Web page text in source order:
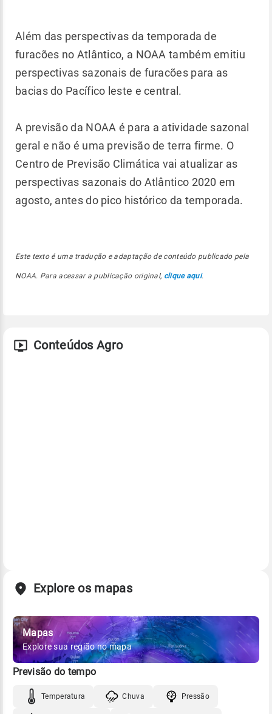
Além das perspectivas da temporada de
furacões no Atlântico, a NOAA também emitiu
perspectivas sazonais de furacões para as
bacias do Pacífico leste e central.
A previsão da NOAA é para a atividade sazonal
geral e não é uma previsão de terra firme. O
Centro de Previsão Climática vai atualizar as
perspectivas sazonais do Atlântico 2020 em
agosto, antes do pico histórico da temporada.
Este texto é uma tradução e adaptação de conteúdo publicado pela
NOAA. Para acessar a publicação original, clique aqui.
Conteúdos Agro
Explore os mapas
Mapas
Explore sua região no mapa
Previsão do tempo
Temperatura Chuva Pressão